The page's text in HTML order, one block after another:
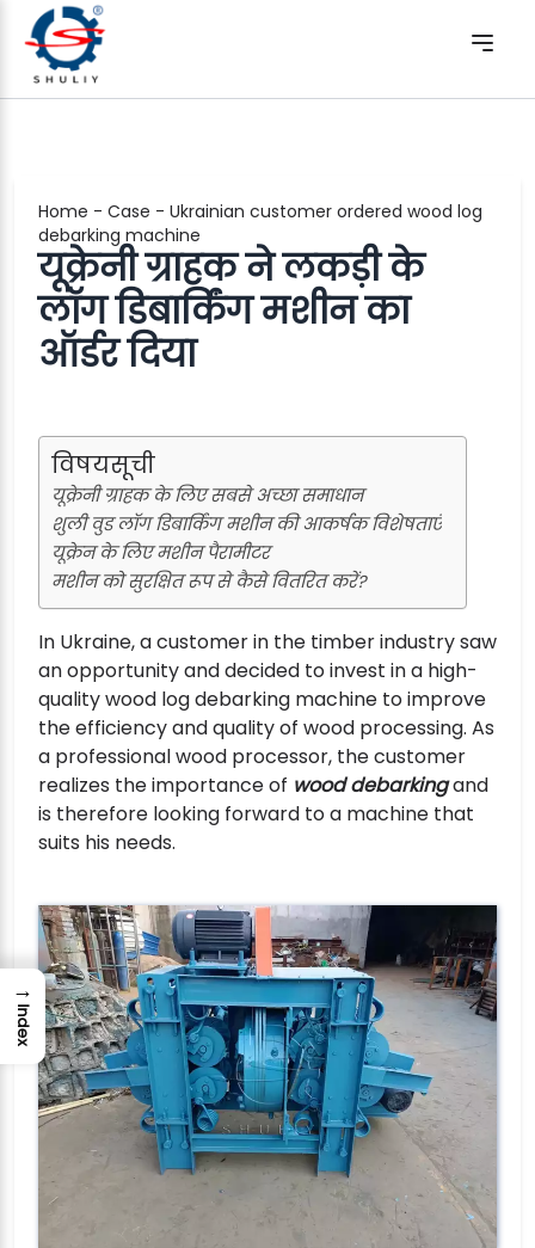
Home - Case - Ukrainian customer ordered wood log
debarking machine
यूक्रेनी ग्राहक ने लकड़ी के
लॉग डिबार्किंग मशीन का
ऑर्डर दिया
विषयसूची
यूक्रेनी ग्राहक के लिए सबसे अच्छा समाधान
शुली वुड लॉग डिबार्किंग मशीन की आकर्षक विशेषताएं
यूक्रेन के लिए मशीन पैरामीटर
मशीन को सुरक्षित रूप से कैसे वितरित करें?
In Ukraine, a customer in the timber industry saw
an opportunity and decided to invest in a high-
quality wood log debarking machine to improve
the efficiency and quality of wood processing. As
a professional wood processor, the customer
realizes the importance of wood debarkingand
is therefore looking forward to a machine that
suits his needs.
→
Index